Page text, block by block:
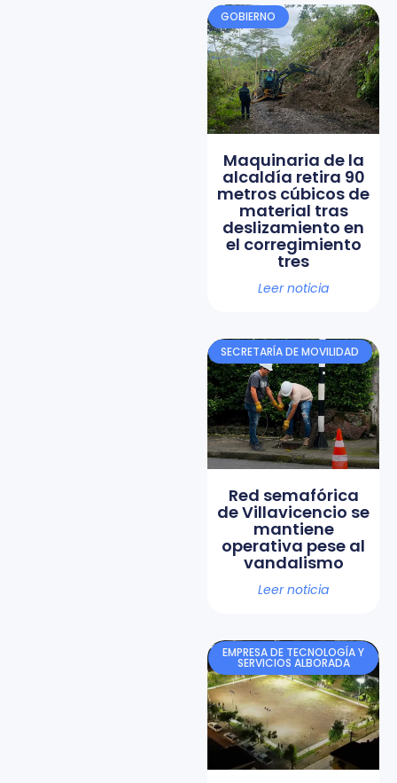
GOBIERNO
Maquinaria de la
alcaldía retira 90
metros cúbicos de
material tras
deslizamiento en
el corregimiento
tres
Leer noticia
SECRETARÍA DE MOVILIDAD
Red semafórica
de Villavicencio se
mantiene
operativa pese al
vandalismo
Leer noticia
EMPRESA DE TECNOLOGÍA Y
SERVICIOS ALBORADA